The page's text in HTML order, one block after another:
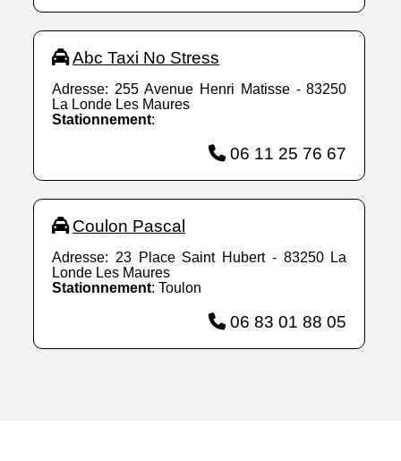
Abc Taxi No Stress
Adresse: 255 Avenue Henri Matisse - 83250
La Londe Les Maures
Stationnement:
06 11 25 76 67
Coulon Pascal
Adresse: 23 Place Saint Hubert - 83250 La
Londe Les Maures
Stationnement: Toulon
06 83 01 88 05